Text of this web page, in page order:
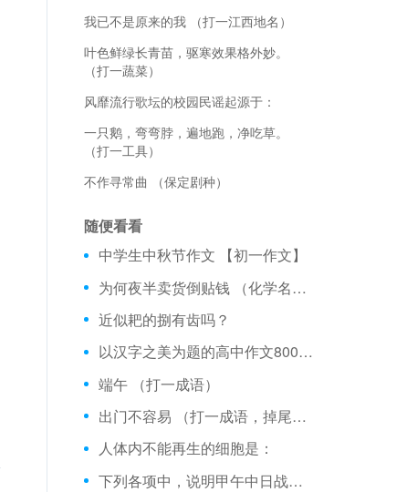
我已不是原来的我 （打一江西地名）
叶色鲜绿长青苗，驱寒效果格外妙。
（打一蔬菜）
风靡流行歌坛的校园民谣起源于：
一只鹅，弯弯脖，遍地跑，净吃草。
（打一工具）
不作寻常曲 （保定剧种）
随便看看
中学生中秋节作文 【初一作文】
为何夜半卖货倒贴钱 （化学名词2+2）
近似耙的捌有齿吗？
以汉字之美为题的高中作文800字 【800字】
端午 （打一成语）
出门不容易 （打一成语，掉尾格）
人体内不能再生的细胞是：
下列各项中，说明甲午中日战争是日本蓄谋挑起的有（多选）